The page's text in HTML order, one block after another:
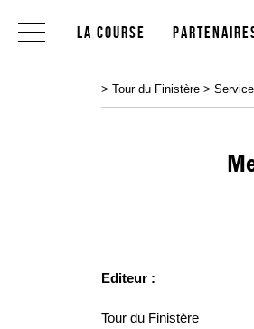
La Course
> Tour du Finistère >
Editeur :
Tour du Finistère